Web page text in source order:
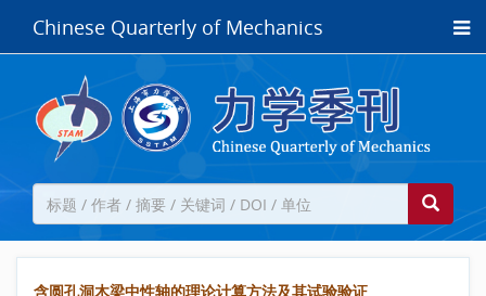
Chinese Quarterly of Mechanics
含圆孔洞木梁中性轴的理论计算方法及其试验验证